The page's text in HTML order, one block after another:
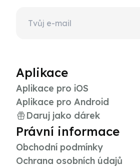
Aplikace
Aplikace pro iOS
Aplikace pro Android
Daruj jako dárek
Právní informace
Obchodní podmínky
Ochrana osobních údajů